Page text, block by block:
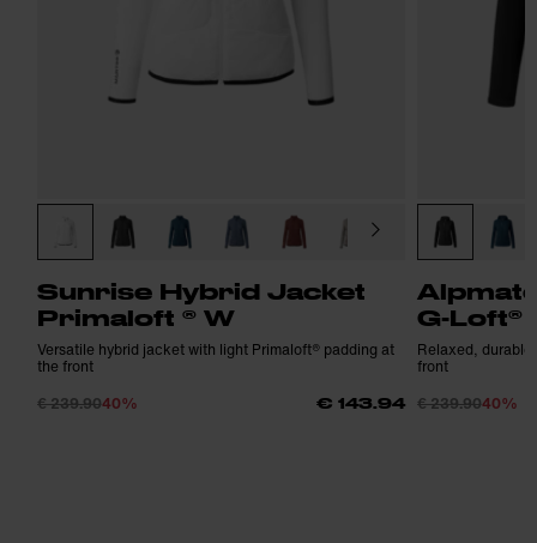
Sunrise Hybrid Jacket
Primaloft ® W
Versatile hybrid jacket with light Primaloft® padding at
the front
€ 239.9040% € 143.94
G-Loft®
Relaxed,
front
€ 239.9040%